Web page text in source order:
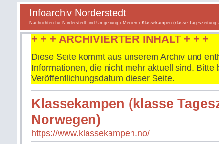
Infoarchiv Norderstedt
Nachrichten für Norderstedt und Umgebung › Medien › Klassekampen (klasse Tageszeitung
+ + + ARCHIVIERTER INHALT + + +
Diese Seite kommt aus unserem Archiv und
Informationen, die nicht mehr aktuell sind. Bitte
Veröffentlichungsdatum dieser Seite.
Klassekampen (klasse
Norwegen)
https://www.klassekampen.no/